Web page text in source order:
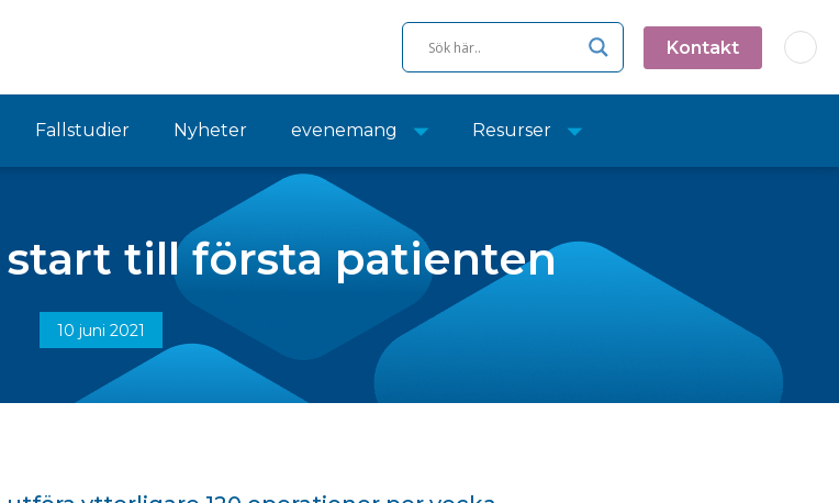
Kontakt
Fallstudier Nyheter evenemang Resurser
till första patienten
10 juni 2021